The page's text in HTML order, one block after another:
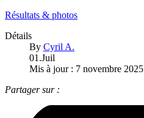
Résultats & photos
Détails
By Cyril A.
01.Juil
Mis à jour : 7 novembre 2025
Partager sur :